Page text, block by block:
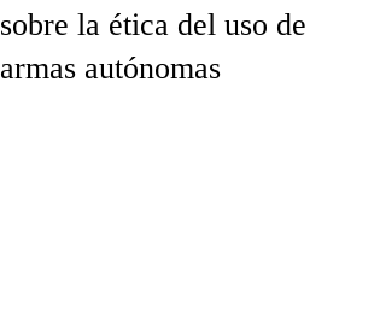
sobre la ética del uso de
armas autónomas